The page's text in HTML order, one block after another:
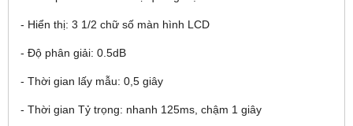
- Hiển thị: 3 1/2 chữ số màn hình LCD
- Độ phân giải: 0.5dB
- Thời gian lấy mẫu: 0,5 giây
- Thời gian Tỷ trọng: nhanh 125ms, chậm 1 giây